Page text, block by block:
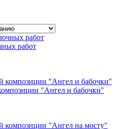
работ
"Ангел и бабочки"